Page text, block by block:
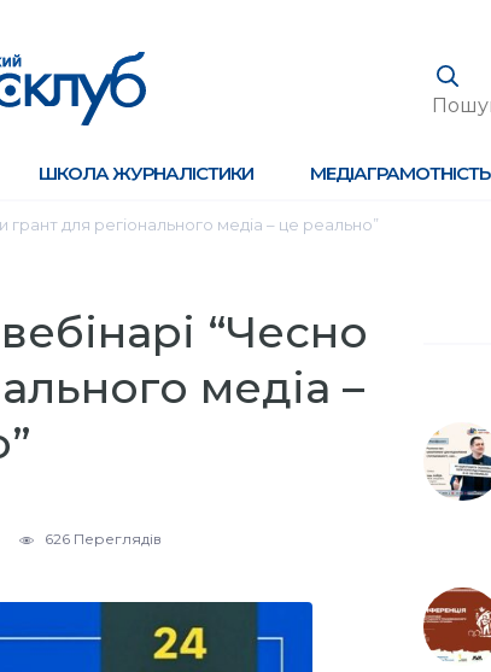
ШКОЛА ЖУРНАЛІСТИКИ МЕДІАГРАМОТНІСТЬ
грант для регіонального медіа – це реально”
“Чесно
медіа –
626 Переглядів